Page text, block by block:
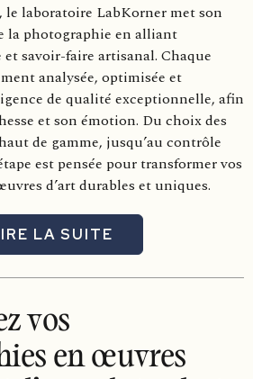
le laboratoire LabKorner met son
la photographie en alliant
savoir-faire artisanal. Chaque
analysée, optimisée et
de qualité exceptionnelle, afin
et son émotion. Du choix des
de gamme, jusqu’au contrôle
est pensée pour transformer vos
d’art durables et uniques.
LA SUITE
vos
en œuvres